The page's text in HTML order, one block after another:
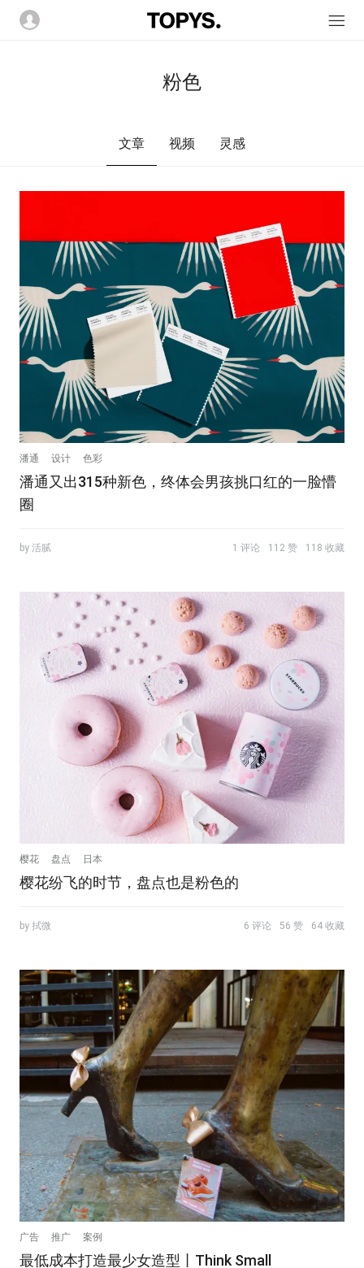
粉色
文章 视频 灵感
潘通 设计 色彩
潘通又出315种新色，终体会男孩挑口红的一脸懵
圈
by 活腻 1 评论 112 赞 118 收藏
樱花 盘点 日本
樱花纷飞的时节，盘点也是粉色的
by 拭微 6 评论 56 赞 64 收藏
广告 推广 案例
最低成本打造最少女造型丨Think Small